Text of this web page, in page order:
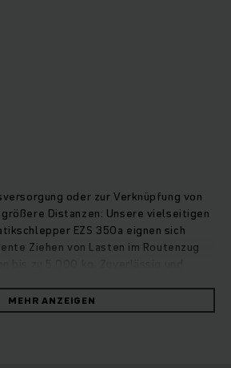
oder zur Verknüpfung von
Distanzen: Unsere vielseitigen
EZS 350a eignen sich
Ziehen von Lasten im Routenzug
präziser Navigationstechnik und
Neben der Möglichkeit,
MEHR ANZEIGEN